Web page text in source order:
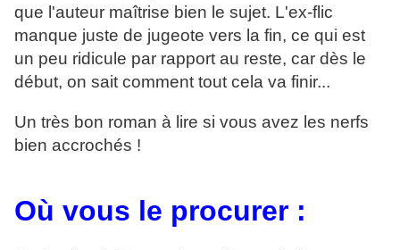
que l'auteur maîtrise bien le sujet. L'ex-flic
manque juste de jugeote vers la fin, ce qui est
un peu ridicule par rapport au reste, car dès le
début, on sait comment tout cela va finir...
Un très bon roman à lire si vous avez les nerfs
bien accrochés !
Où vous le procurer :